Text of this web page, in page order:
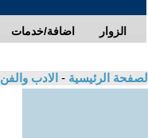
اضافة/خدمات الزوار
الصفحة الرئيسية - الادب والفن